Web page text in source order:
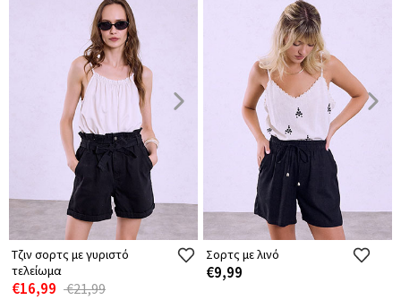
Τζιν σορτς με γυριστό
τελείωμα
€16,99 €21,99
Σορτς με λινό
€9,99